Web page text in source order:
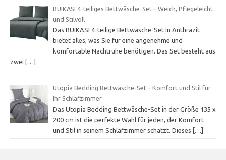
RUIKASI 4-teiliges Bettwäsche-Set – Weich, Pflegeleicht
und Stilvoll
Das RUIKASI 4-teilige Bettwäsche-Set in Anthrazit
bietet alles, was Sie für eine angenehme und
komfortable Nachtruhe benötigen. Das Set besteht aus
zwei
[…]
Utopia Bedding Bettwäsche-Set – Komfort und Stil für
Ihr Schlafzimmer
Das Utopia Bedding Bettwäsche-Set in der Größe 135 x
200 cm ist die perfekte Wahl für jeden, der Komfort
und Stil in seinem Schlafzimmer schätzt. Dieses
[…]